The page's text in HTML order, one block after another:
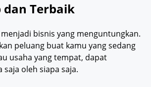
Terbaik
menjadi bisnis yang menguntungkan.
peluang buat kamu yang sedang
usaha yang tempat, dapat
oleh siapa saja.